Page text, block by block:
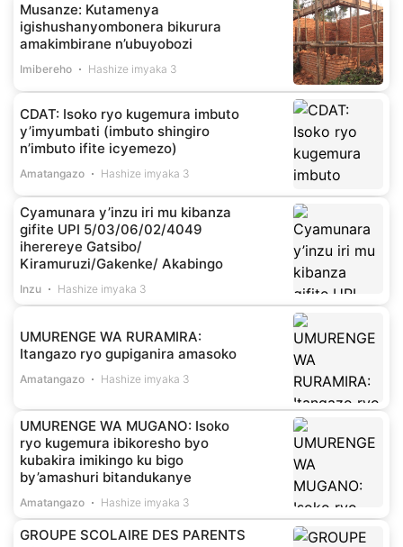
Musanze: Kutamenya
igishushanyombonera bikurura
amakimbirane n’ubuyobozi
Imibereho Hashize imyaka 3
CDAT: Isoko ryo kugemura imbuto
y’imyumbati (imbuto shingiro
n’imbuto ifite icyemezo)
Amatangazo Hashize imyaka 3
Cyamunara y’inzu iri mu kibanza
gifite UPI 5/03/06/02/4049
iherereye Gatsibo/
Kiramuruzi/Gakenke/ Akabingo
Inzu Hashize imyaka 3
UMURENGE WA RURAMIRA:
Itangazo ryo gupiganira amasoko
Amatangazo Hashize imyaka 3
UMURENGE WA MUGANO: Isoko
ryo kugemura ibikoresho byo
kubakira imikingo ku bigo
by’amashuri bitandukanye
Amatangazo Hashize imyaka 3
GROUPE SCOLAIRE DES PARENTS